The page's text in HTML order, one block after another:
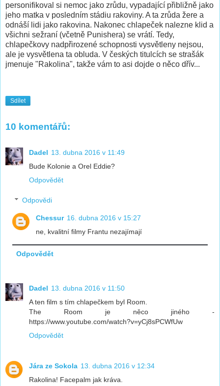
personifikoval si nemoc jako zrůdu, vypadající přibližně jako
jeho matka v posledním stádiu rakoviny. A ta zrůda žere a
odnáší lidi jako rakovina. Nakonec chlapeček nalezne klid a
všichni sežraní (včetně Punishera) se vrátí. Tedy,
chlapečkovy nadpřirozené schopnosti vysvětleny nejsou,
ale je vysvětlena ta obluda. V českých titulcích se strašák
jmenuje "Rakolina", takže vám to asi dojde o něco dřív...
Sdílet
10 komentářů:
Dadel 13. dubna 2016 v 11:49
Bude Kolonie a Orel Eddie?
Odpovědět
Odpovědi
Chessur 16. dubna 2016 v 15:27
ne, kvalitní filmy Frantu nezajímají
Odpovědět
Dadel 13. dubna 2016 v 11:50
A ten film s tím chlapečkem byl Room.
The Room je něco jiného -
https://www.youtube.com/watch?v=yCj8sPCWfUw
Odpovědět
Jára ze Sokola 13. dubna 2016 v 12:34
Rakolina! Facepalm jak kráva.